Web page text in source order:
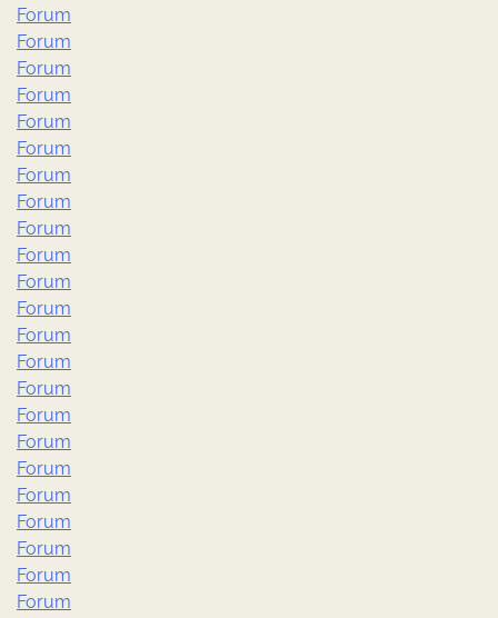
Forum
Forum
Forum
Forum
Forum
Forum
Forum
Forum
Forum
Forum
Forum
Forum
Forum
Forum
Forum
Forum
Forum
Forum
Forum
Forum
Forum
Forum
Forum